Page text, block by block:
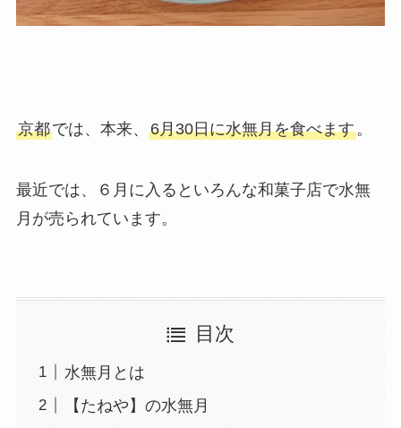
京都では、本来、 6月30日に水無月を食べます。
最近では、６月に入るといろんな和菓子店で水無
月が売られています。
目次
水無月とは
【たねや】の水無月